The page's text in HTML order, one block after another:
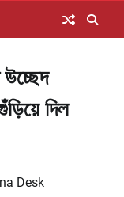
দিল
Desk